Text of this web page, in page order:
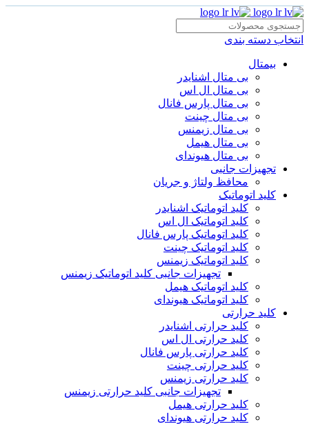
انتخاب دسته بندی
بیمتال
بی متال اشنایدر
بی متال ال اس
بی متال پارس فانال
بی متال چینت
بی متال زیمنس
بی متال هیمل
بی متال هیوندای
تجهیزات جانبی
محافظ ولتاژ و‌ جریان
کلید اتوماتیک
کلید اتوماتیک اشنایدر
کلید اتوماتیک ال اس
کلید اتوماتیک پارس فانال
کلید اتوماتیک چینت
کلید اتوماتیک زیمنس
تجهیزات جانبی کلید اتوماتیک زیمنس
کلید اتوماتیک هیمل
کلید اتوماتیک هیوندای
کلید حرارتی
کلید حرارتی اشنایدر
کلید حرارتی ال اس
کلید حرارتی پارس فانال
کلید حرارتی چینت
کلید حرارتی زیمنس
تجهیزات جانبی کلید حرارتی زیمنس
کلید حرارتی هیمل
کلید حرارتی هیوندای